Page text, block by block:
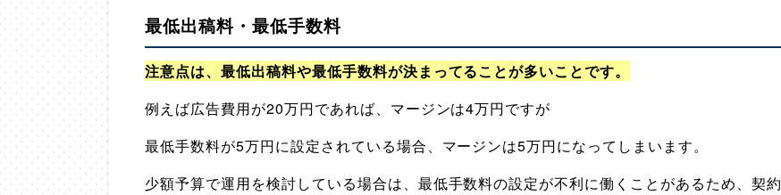
最低出稿料・最低手数料
注意点は、最低出稿料や最低手数料が決まってることが多いことです。
例えば広告費用が20万円であれば、マージンは4万円ですが
最低手数料が5万円に設定されている場合、マージンは5万円になってしまいます。
少額予算で運用を検討している場合は、最低手数料の設定が不利に働くことがあるため、契約